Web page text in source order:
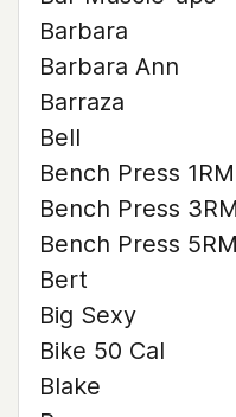
Barbara
Barbara Ann
Barraza
Bell
Bench Press 1RM
Bench Press 3RM
Bench Press 5RM
Bert
Big Sexy
Bike 50 Cal
Blake